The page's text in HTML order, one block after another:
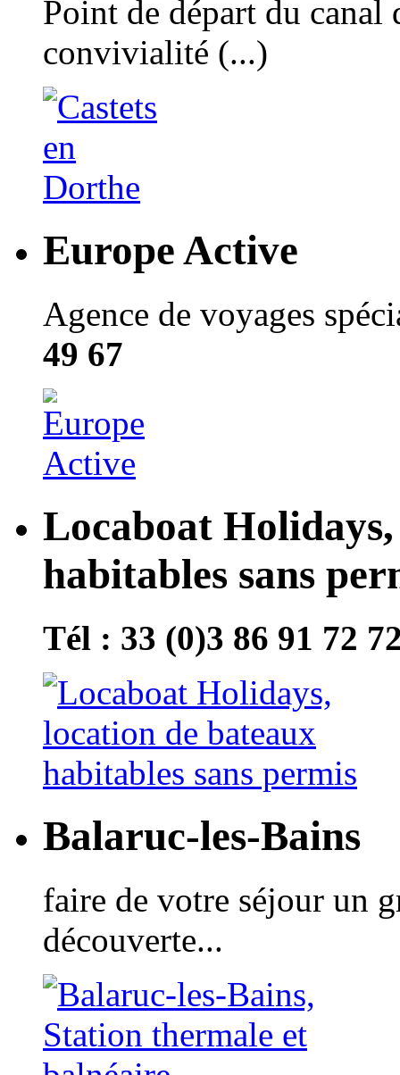
Point de départ du canal
convivialité (...)
Europe Active
Agence de voyages
49 67
Locaboat
habitables sans
Tél : 33 (0)3 86 91 72
Balaruc-les-Bains
faire de votre séjour un
découverte...